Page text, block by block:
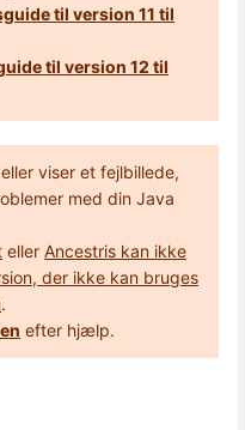
til version 11 til
til version 12 til
viser et fejlbillede,
med din Java
eller Ancestris kan ikke
der ikke kan bruges
.
efter hjælp.